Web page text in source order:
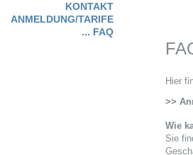
KONTAKT
ANMELDUNG/TARIFE
... FAQ
Hier
>>
Wie
Sie